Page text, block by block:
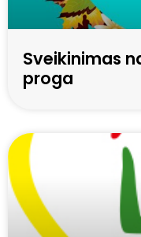
Sveikinimas
proga